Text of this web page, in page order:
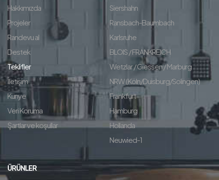
Hakkımızda
Projeler
Randevu al
Destek
Teklifler
İletişim
Künye
Veri Koruma
Şartlar ve koşullar
Siershahn
Ransbach-Baumbach
Karlsruhe
BLOIS / FRANKREICH
Wetzlar / Giessen / Marburg
NRW (Köln/Duisburg/Solingen)
Frankfurt
Hamburg
Hollanda
Neuwied-1
ÜRÜNLER